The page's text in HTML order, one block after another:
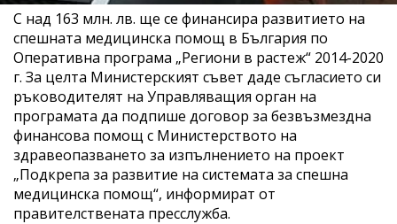
С над 163 млн. лв. ще се финансира развитието на
спешната медицинска помощ в България по
Оперативна програма „Региони в растеж“ 2014-2020
г. За целта Министерският съвет даде съгласието си
ръководителят на Управляващия орган на
програмата да подпише договор за безвъзмездна
финансова помощ с Министерството на
здравеопазването за изпълнението на проект
„Подкрепа за развитие на системата за спешна
медицинска помощ“, информират от
правителствената пресслужба.